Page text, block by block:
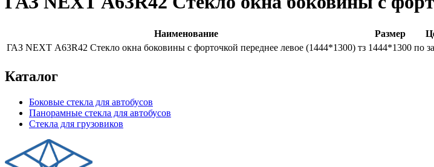
Наименование Размер
ГАЗ NEXT А63R42 Стекло окна боковины с форточкой переднее левое (1444*1300) тз 1444*1300 по
Каталог
Боковые стекла для автобусов
Панорамные стекла для автобусов
Стекла для грузовиков